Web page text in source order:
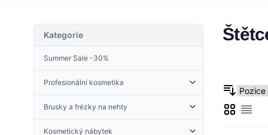
Mřížka
Kategorie
Summer Sale -30%
Profesionální kosmetika
Nehtová kopyta
Derma Roller
Froté tkanina
Brusky a frézky na nehty
Kosmetický nábytek